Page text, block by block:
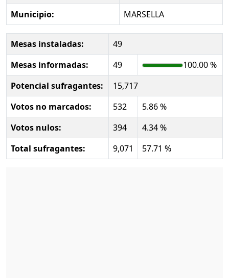
Municipio:
MARSELLA
Mesas instaladas:
49
Mesas informadas:
49
100.00 %
Potencial sufragantes:
15,717
Votos no marcados:
532
5.86 %
Votos nulos:
394
4.34 %
Total sufragantes:
9,071 57.71 %